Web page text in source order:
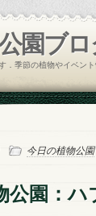
園ブ
．季節の植物やイベント
今日の植物公園
公園：